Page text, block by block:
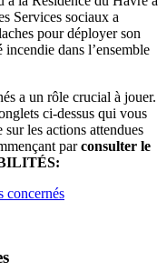
Services sociaux a
pour déployer son
dans l’ensemble
a un rôle crucial à jouer.
ci-dessus qui vous
les actions attendues
parconsulter le
concernés